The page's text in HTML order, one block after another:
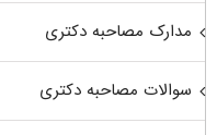
مدارک مصاحبه دکتری
سوالات مصاحبه دکتری